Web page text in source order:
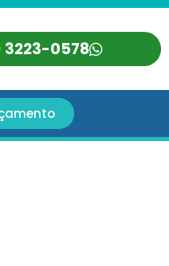
3223-0578